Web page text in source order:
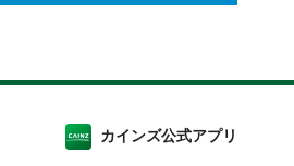
カインズ公式アプリ